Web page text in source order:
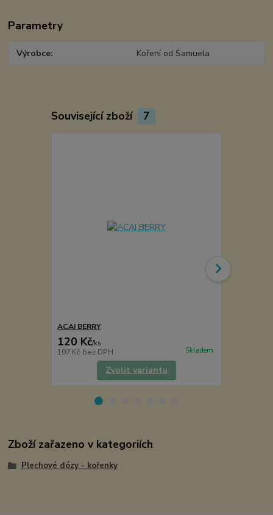
Parametry
Výrobce Koření od Samuela
Související zboží 7
ACAI BERRY
120 Kč/ks
107 Kč bez DPH Skladem
Zvolit variantu
Zboží zařazeno v kategoriích
Plechové dózy - kořenky